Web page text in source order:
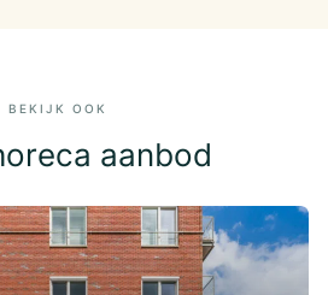
BEKIJK OOK
aanbod